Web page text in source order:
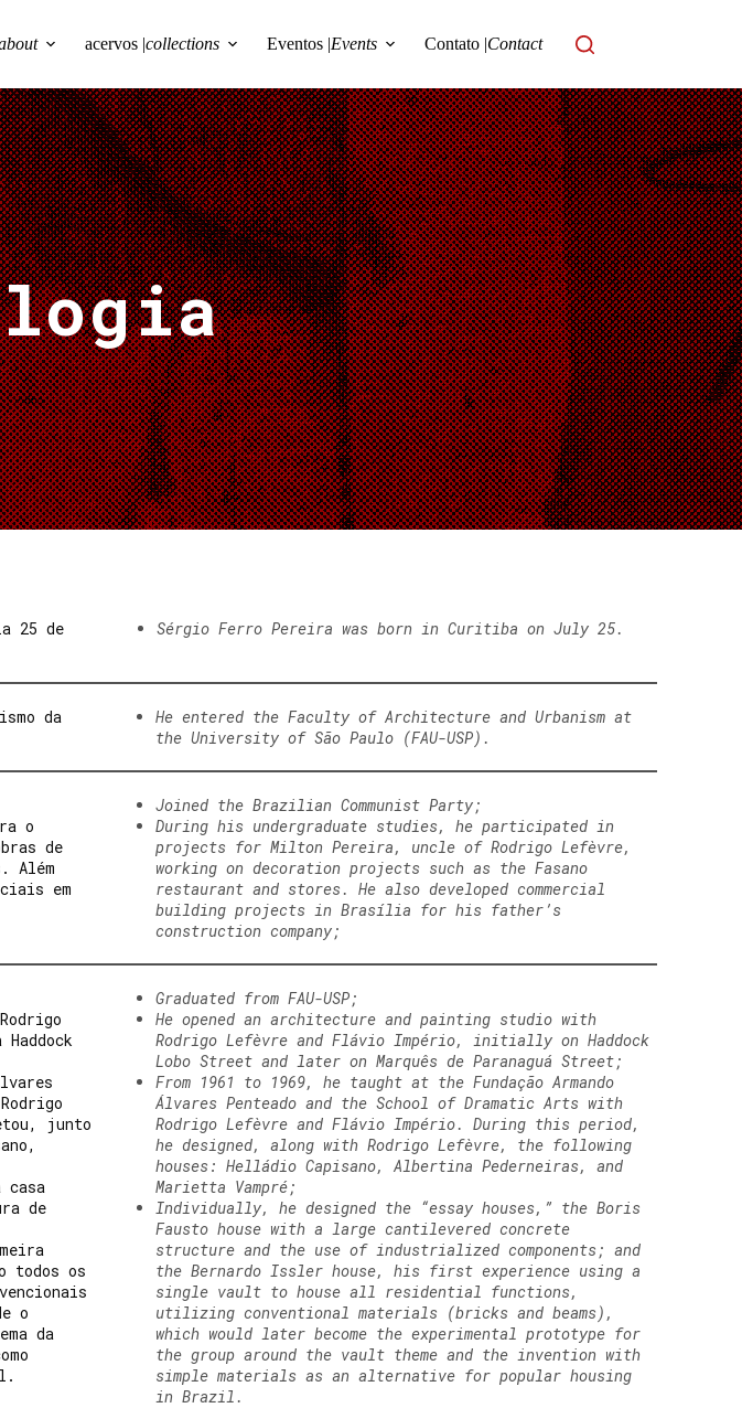
acervos |collections Eventos |Events Contato |Contact
25 de
Sérgio Ferro Pereira was born in Curitiba on July 25.
da
He entered the Faculty of Architecture and Urbanism at
the University of São Paulo (FAU-USP).
o
de
Além
em
Joined the Brazilian Communist Party;
During his undergraduate studies, he participated in
projects for Milton Pereira, uncle of Rodrigo Lefèvre,
working on decoration projects such as the Fasano
restaurant and stores. He also developed commercial
building projects in Brasília for his father’s
construction company;
junto
casa
de
todos os
o
da
Graduated from FAU-USP;
He opened an architecture and painting studio with
Rodrigo Lefèvre and Flávio Império, initially on Haddock
Lobo Street and later on Marquês de Paranaguá Street;
From 1961 to 1969, he taught at the Fundação Armando
Álvares Penteado and the School of Dramatic Arts with
Rodrigo Lefèvre and Flávio Império. During this period,
he designed, along with Rodrigo Lefèvre, the following
houses: Helládio Capisano, Albertina Pederneiras, and
Marietta Vampré;
Individually, he designed the “essay houses,” the Boris
Fausto house with a large cantilevered concrete
structure and the use of industrialized components; and
the Bernardo Issler house, his first experience using a
single vault to house all residential functions,
utilizing conventional materials (bricks and beams),
which would later become the experimental prototype for
the group around the vault theme and the invention with
simple materials as an alternative for popular housing
in Brazil.